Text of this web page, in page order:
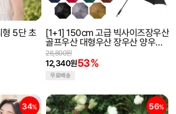
[1+1] 150cm 고급 빅사이즈장우산
골프우산 대형우산 장우산 양우산
자동우산 선물박스 사은 판촉물
12,340원53%
26,800원
무료배송
34% 56%